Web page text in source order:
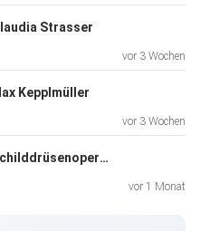
Strasser
vor 3 Wochen
Kepplmüller
vor 3 Wochen
22kg weniger - trotz Schilddrüsenoperation (mit nur 2h pro Woche)
vor 1 Monat